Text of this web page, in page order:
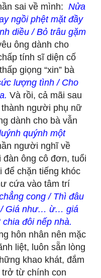
sai về mình: Nửa
ngồi phệt mặt đầy
diều / Bỏ trâu gặm
ông dành cho
tính sĩ diện cố
giọng “xin” bà
lượng tình / Cho
Và rồi, cả mãi sau
người phụ nữ
dành cho bà vẫn
quýnh một
người nghĩ về
ông cô đơn, tuổi
để chặn tiếng khóc
cứa vào tâm trí
cong / Thì đâu
/ Giá như… ừ… giá
đôi nếp nhà.
hôn nhân nên mặc
liệt, luôn sẵn lòng
khao khát, đắm
từ chính con